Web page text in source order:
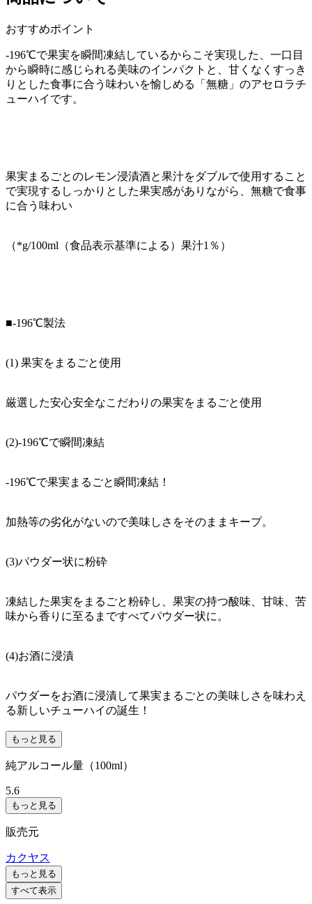
おすすめポイント
-196℃で果実を瞬間凍結しているからこそ実現した、一口目
から瞬時に感じられる美味のインパクトと、甘くなくすっき
りとした食事に合う味わいを愉しめる「無糖」のアセロラチ
ューハイです。
果実まるごとのレモン浸漬酒と果汁をダブルで使用すること
で実現するしっかりとした果実感がありながら、無糖で食事
に合う味わい
（*g/100ml（食品表示基準による）果汁1％）
■-196℃製法
(1) 果実をまるごと使用
厳選した安心安全なこだわりの果実をまるごと使用
(2)-196℃で瞬間凍結
-196℃で果実まるごと瞬間凍結！
加熱等の劣化がないので美味しさをそのままキープ。
(3)パウダー状に粉砕
凍結した果実をまるごと粉砕し、果実の持つ酸味、甘味、苦
味から香りに至るまですべてパウダー状に。
(4)お酒に浸漬
パウダーをお酒に浸漬して果実まるごとの美味しさを味わえ
る新しいチューハイの誕生！
もっと見る
純アルコール量（100ml）
5.6
もっと見る
販売元
カクヤス
もっと見る
すべて表示